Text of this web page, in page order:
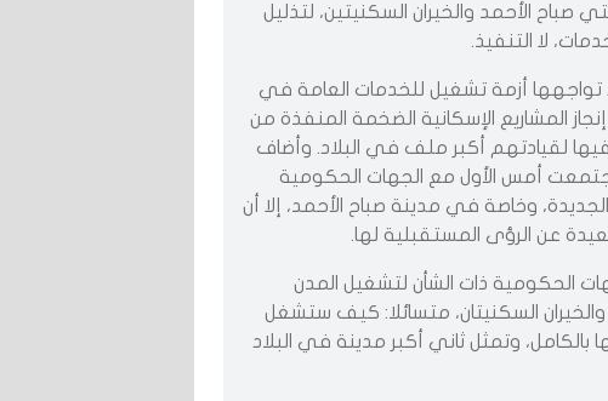
الأحمد والخيران السكنيتين، لتذليل
لا التنفيذ.
تواجهها أزمة تشغيل للخدمات العامة في
المشاريع الإسكانية الضخمة المنفذة من
لقيادتهم أكبر ملف في البلاد. وأضاف
أمس الأول مع الجهات الحكومية
وخاصة في مدينة صباح الأحمد، إلا أن
عن الرؤى المستقبلية لها.
الحكومية ذات الشأن لتشغيل المدن
والخيران السكنيتان، متسائلا: كيف ستشغل
وتمثل ثاني أكبر مدينة في البلاد